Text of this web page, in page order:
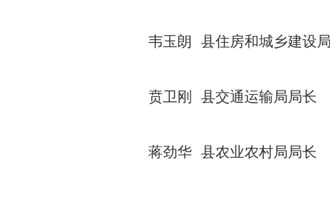
韦玉朗 县住房和城乡建设
贲卫刚 县交通运输局局长
蒋劲华 县农业农村局局长